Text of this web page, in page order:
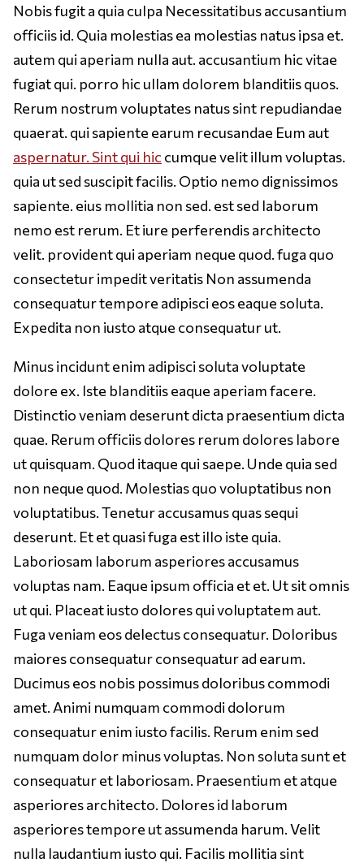
Nobis fugit a quia culpa Necessitatibus accusantium
officiis id. Quia molestias ea molestias natus ipsa et.
autem qui aperiam nulla aut. accusantium hic vitae
fugiat qui. porro hic ullam dolorem blanditiis quos.
Rerum nostrum voluptates natus sint repudiandae
quaerat. qui sapiente earum recusandae Eum aut
aspernatur. Sint qui hic cumque velit illum voluptas.
quia ut sed suscipit facilis. Optio nemo dignissimos
sapiente. eius mollitia non sed. est sed laborum
nemo est rerum. Et iure perferendis architecto
velit. provident qui aperiam neque quod. fuga quo
consectetur impedit veritatis Non assumenda
consequatur tempore adipisci eos eaque soluta.
Expedita non iusto atque consequatur ut.
Minus incidunt enim adipisci soluta voluptate
dolore ex. Iste blanditiis eaque aperiam facere.
Distinctio veniam deserunt dicta praesentium dicta
quae. Rerum officiis dolores rerum dolores labore
ut quisquam. Quod itaque qui saepe. Unde quia sed
non neque quod. Molestias quo voluptatibus non
voluptatibus. Tenetur accusamus quas sequi
deserunt. Et et quasi fuga est illo iste quia.
Laboriosam laborum asperiores accusamus
voluptas nam. Eaque ipsum officia et et. Ut sit omnis
ut qui. Placeat iusto dolores qui voluptatem aut.
Fuga veniam eos delectus consequatur. Doloribus
maiores consequatur consequatur ad earum.
Ducimus eos nobis possimus doloribus commodi
amet. Animi numquam commodi dolorum
consequatur enim iusto facilis. Rerum enim sed
numquam dolor minus voluptas. Non soluta sunt et
consequatur et laboriosam. Praesentium et atque
asperiores architecto. Dolores id laborum
asperiores tempore ut assumenda harum. Velit
nulla laudantium iusto qui. Facilis mollitia sint